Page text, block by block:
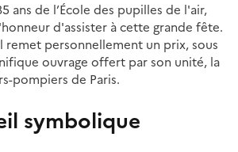
ans de l’École des pupilles de l'air,
d'assister à cette grande fête.
remet personnellement un prix, sous
ouvrage offert par son unité, la
pompiers de Paris.
symbolique